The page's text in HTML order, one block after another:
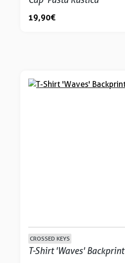
19,90 €
CROSSED KEYS
T-Shirt 'Waves' Backprint